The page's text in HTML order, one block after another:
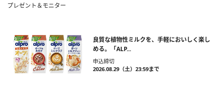
プレゼント＆モニター
良質な植物性ミルクを、手軽においしく楽し
める。「ALP...
申込締切
2026.08.29（土）23:59まで